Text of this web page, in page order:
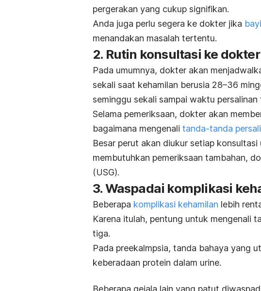
pergerakan yang cukup signifikan.
Anda juga perlu segera ke dokter jika
menandakan masalah tertentu.
2. Rutin konsultasi ke dokter
Pada umumnya, dokter akan
sekali saat kehamilan berusia 28–36
seminggu sekali sampai waktu persalinan
Selama pemeriksaan, dokter akan
bagaimana mengenali tanda-tanda
Besar perut akan diukur setiap
membutuhkan pemeriksaan tambahan,
(USG).
3. Waspadai komplikasi
Beberapa komplikasi kehamilan lebih
Karena itulah, pentung untuk mengenali
tiga.
Pada preekalmpsia, tanda bahaya yang
keberadaan protein dalam urine.
Beberapa gejala lain yang patut